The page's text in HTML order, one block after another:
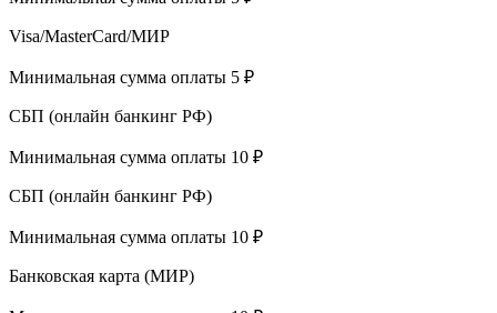
Visa/MasterCard/МИР
Минимальная сумма оплаты 5 ₽
СБП (онлайн банкинг РФ)
Минимальная сумма оплаты 10 ₽
СБП (онлайн банкинг РФ)
Минимальная сумма оплаты 10 ₽
Банковская карта (МИР)